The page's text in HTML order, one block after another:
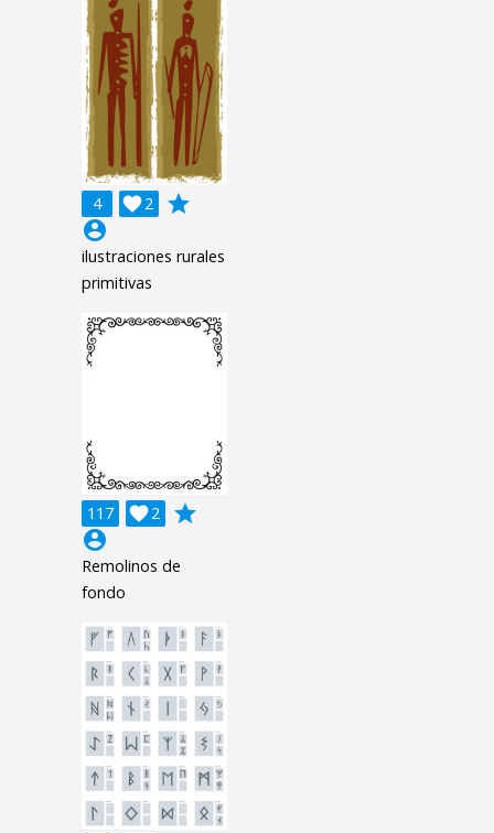
4 2

grade
account_circle
ilustraciones rurales
primitivas
117 2

grade
account_circle
Remolinos de
fondo